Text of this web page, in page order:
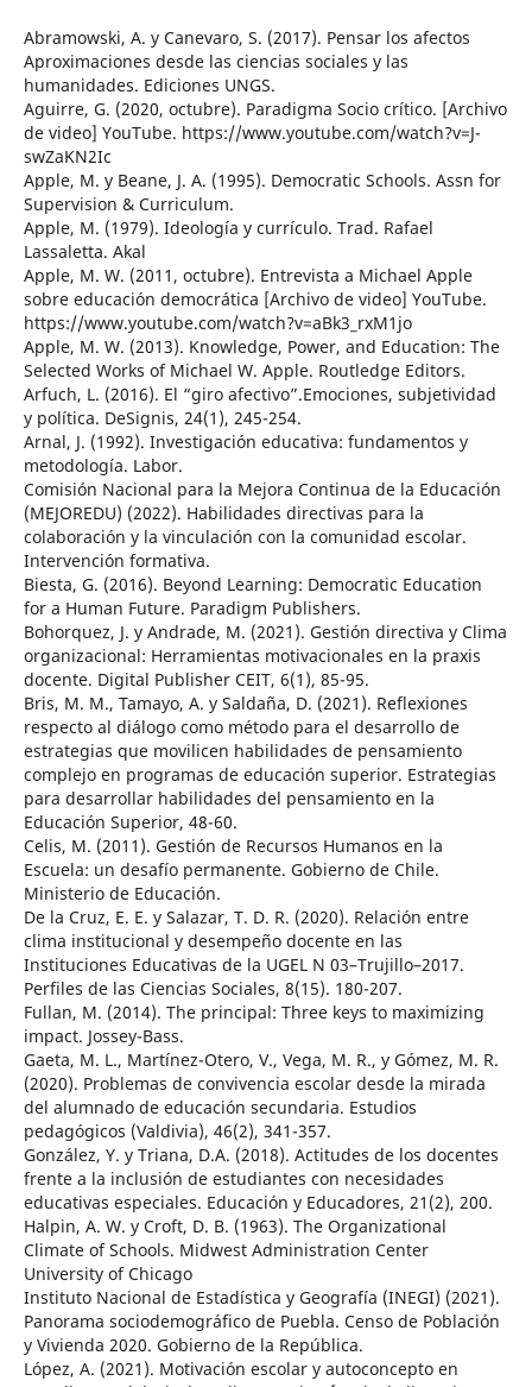
Abramowski, A. y Canevaro, S. (2017). Pensar los afectos
Aproximaciones desde las ciencias sociales y las
humanidades. Ediciones UNGS.
Aguirre, G. (2020, octubre). Paradigma Socio crítico. [Archivo
de video] YouTube. https://www.youtube.com/watch?v=J-
swZaKN2Ic
Apple, M. y Beane, J. A. (1995). Democratic Schools. Assn for
Supervision & Curriculum.
Apple, M. (1979). Ideología y currículo. Trad. Rafael
Lassaletta. Akal
Apple, M. W. (2011, octubre). Entrevista a Michael Apple
sobre educación democrática [Archivo de video] YouTube.
https://www.youtube.com/watch?v=aBk3_rxM1jo
Apple, M. W. (2013). Knowledge, Power, and Education: The
Selected Works of Michael W. Apple. Routledge Editors.
Arfuch, L. (2016). El “giro afectivo”.Emociones, subjetividad
y política. DeSignis, 24(1), 245-254.
Arnal, J. (1992). Investigación educativa: fundamentos y
metodología. Labor.
Comisión Nacional para la Mejora Continua de la Educación
(MEJOREDU) (2022). Habilidades directivas para la
colaboración y la vinculación con la comunidad escolar.
Intervención formativa.
Biesta, G. (2016). Beyond Learning: Democratic Education
for a Human Future. Paradigm Publishers.
Bohorquez, J. y Andrade, M. (2021). Gestión directiva y Clima
organizacional: Herramientas motivacionales en la praxis
docente. Digital Publisher CEIT, 6(1), 85-95.
Bris, M. M., Tamayo, A. y Saldaña, D. (2021). Reflexiones
respecto al diálogo como método para el desarrollo de
estrategias que movilicen habilidades de pensamiento
complejo en programas de educación superior. Estrategias
para desarrollar habilidades del pensamiento en la
Educación Superior, 48-60.
Celis, M. (2011). Gestión de Recursos Humanos en la
Escuela: un desafío permanente. Gobierno de Chile.
Ministerio de Educación.
De la Cruz, E. E. y Salazar, T. D. R. (2020). Relación entre
clima institucional y desempeño docente en las
Instituciones Educativas de la UGEL N 03–Trujillo–2017.
Perfiles de las Ciencias Sociales, 8(15). 180-207.
Fullan, M. (2014). The principal: Three keys to maximizing
impact. Jossey-Bass.
Gaeta, M. L., Martínez-Otero, V., Vega, M. R., y Gómez, M. R.
(2020). Problemas de convivencia escolar desde la mirada
del alumnado de educación secundaria. Estudios
pedagógicos (Valdivia), 46(2), 341-357.
González, Y. y Triana, D.A. (2018). Actitudes de los docentes
frente a la inclusión de estudiantes con necesidades
educativas especiales. Educación y Educadores, 21(2), 200.
Halpin, A. W. y Croft, D. B. (1963). The Organizational
Climate of Schools. Midwest Administration Center
University of Chicago
Instituto Nacional de Estadística y Geografía (INEGI) (2021).
Panorama sociodemográfico de Puebla. Censo de Población
y Vivienda 2020. Gobierno de la República.
López, A. (2021). Motivación escolar y autoconcepto en